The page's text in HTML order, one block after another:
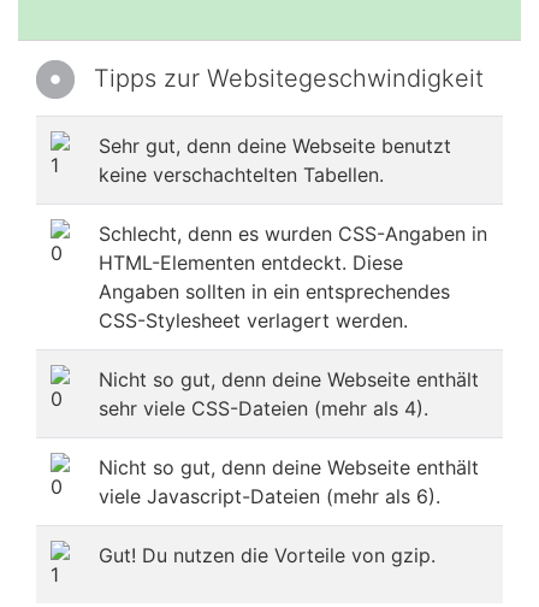
Tipps zur Websitegeschwindigkeit
Sehr gut, denn deine Webseite benutzt
keine verschachtelten Tabellen.
Schlecht, denn es wurden CSS-Angaben in
HTML-Elementen entdeckt. Diese
Angaben sollten in ein entsprechendes
CSS-Stylesheet verlagert werden.
Nicht so gut, denn deine Webseite enthält
sehr viele CSS-Dateien (mehr als 4).
Nicht so gut, denn deine Webseite enthält
viele Javascript-Dateien (mehr als 6).
Gut! Du nutzen die Vorteile von gzip.